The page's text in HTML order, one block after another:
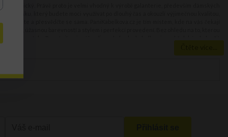
a přesvědčte se sama. PaniKabelkova.cz je tím místem, kde na vás čekají
úžasnou barevností a stylem i perfekcí provedení. Bez ohledu na to, kterou
stylu. Pamatujte si: náš online obchod s kabelkami v sobě dokázal sloučit